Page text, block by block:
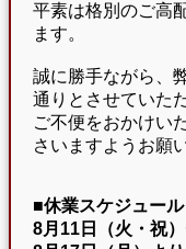
平素は格別のご高
ます。
誠に勝手ながら、
通りとさせていた
ご不便をおかけい
さいますようお願
■休業スケジュール
8月11日（火・祝